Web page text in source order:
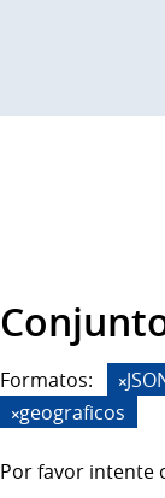
Formatos:
geograficos
Por favor intente